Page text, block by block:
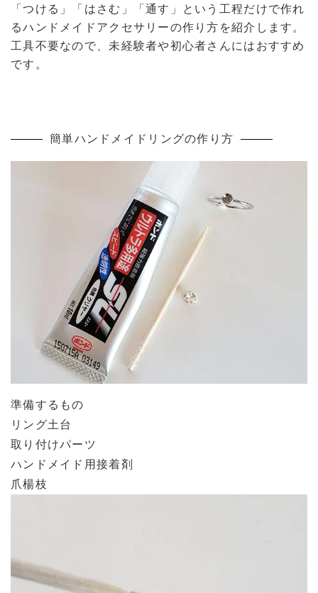
「つける」「はさむ」「通す」という工程だけで作れ
るハンドメイドアクセサリーの作り方を紹介します。
工具不要なので、未経験者や初心者さんにはおすすめ
です。
簡単ハンドメイドリングの作り方
準備するもの
リング土台
取り付けパーツ
ハンドメイド用接着剤
爪楊枝